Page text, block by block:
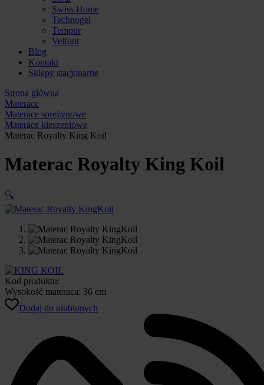
Swiss Home
Technogel
Tempur
Velfont
Blog
Kontakt
Sklepy stacjonarne
Strona główna
Materace
Materace sprężynowe
Materace kieszeniowe
Materac Royalty King Koil
Materac Royalty King Koil
🔍
Kod produktu:
Wysokość materaca: 36 cm
Dodaj do ulubionych